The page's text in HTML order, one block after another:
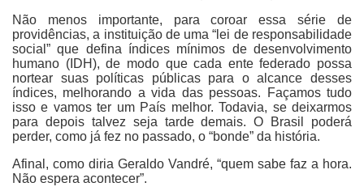
Não menos importante, para coroar essa série de
providências, a instituição de uma “lei de responsabilidade
social” que defina índices mínimos de desenvolvimento
humano (IDH), de modo que cada ente federado possa
nortear suas políticas públicas para o alcance desses
índices, melhorando a vida das pessoas. Façamos tudo
isso e vamos ter um País melhor. Todavia, se deixarmos
para depois talvez seja tarde demais. O Brasil poderá
perder, como já fez no passado, o “bonde” da história.
Afinal, como diria Geraldo Vandré, “quem sabe faz a hora.
Não espera acontecer”.